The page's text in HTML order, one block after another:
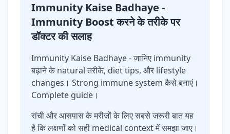
Immunity Kaise Badhaye -
Immunity Boost करने के तरीके पर
डॉक्टर की सलाह
Immunity Kaise Badhaye - जानिए immunity
बढ़ाने के natural तरीके, diet tips, और lifestyle
changes। Strong immune system कैसे बनाएं।
Complete guide।
रांची और आसपास के मरीजों के लिए सबसे जरूरी बात यह
है कि लक्षणों को सही medical context में समझा जाए।